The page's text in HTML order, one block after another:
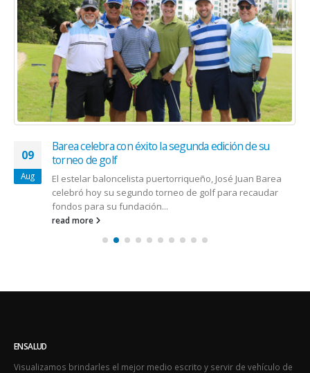
09
Aug
Barea celebra con éxito la segunda edición de su
torneo de golf
El estelar baloncelista puertorriqueño, José Juan Barea
celebró hoy su segundo torneo de golf para recaudar
fondos para su fundación...
read more
ENSALUD
Visualizamos brindarles el mejor medio escrito y servir de vehículo de